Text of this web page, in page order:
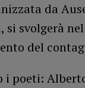
da
si svolgerà
del
i poeti: